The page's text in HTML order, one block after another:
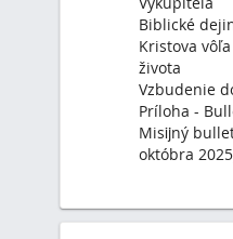
vytvorila v
misijný
Zuzana >
Farnosť Ilava